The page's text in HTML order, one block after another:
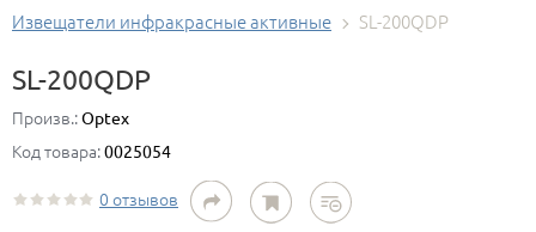
Извещатели инфракрасные активные
SL-200QDP
SL-200QDP
Произв.:Optex
Код товара:0025054
0 отзывов